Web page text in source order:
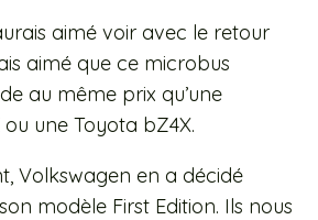
aimé voir avec le retour
aimé que ce microbus
au même prix qu’une
une Toyota bZ4X.
Volkswagen en a décidé
modèle First Edition. Ils nous